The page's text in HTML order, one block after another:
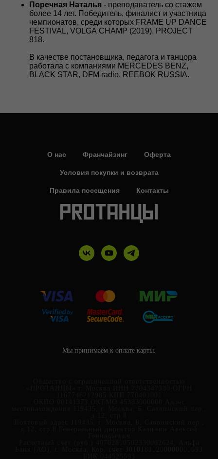
Поречная Наталья - преподаватель со стажем
более 14 лет. Победитель, финалист и участница
чемпионатов, среди которых FRAME UP DANCE
FESTIVAL, VOLGA CHAMP (2019), PROJECT
818.
В качестве постановщика, педагога и танцора
работала с компаниями MERCEDES BENZ,
BLACK STAR, DFM radio, REEBOK RUSSIA.
О нас Франчайзинг Оферта
Условия покупки и возврата
Правила посещения Контакты
Мы принимаем к оплате карты.